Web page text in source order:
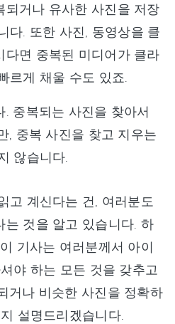
되거나 유사한 사진을 저장
다. 또한 사진, 동영상을 클
다면 중복된 미디어가 클라
르게 채울 수도 있죠.
중복되는 사진을 찾아서
, 중복 사진을 찾고 지우는
않습니다.
고 계신다는 건, 여러분도
는 것을 알고 있습니다. 하
기사는 여러분께서 아이
야 하는 모든 것을 갖추고
거나 비슷한 사진을 정확하
설명드리겠습니다.